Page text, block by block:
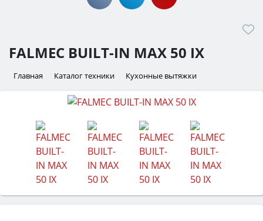
FALMEC BUILT-IN MAX 50 IX
Главная Каталог техники Кухонные вытяжки